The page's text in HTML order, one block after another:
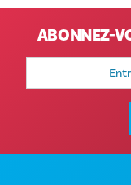
ABONNEZ-
Adresse
mail